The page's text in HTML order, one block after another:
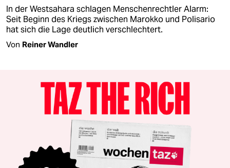
In der Westsahara schlagen Menschenrechtler Alarm:
Seit Beginn des Kriegs zwischen Marokko und Polisario
hat sich die Lage deutlich verschlechtert.
Von Reiner Wandler